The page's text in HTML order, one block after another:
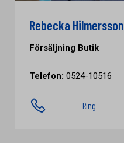
Rebecka Hilmersson
Försäljning Butik
Telefon: 0524-10516
Ring